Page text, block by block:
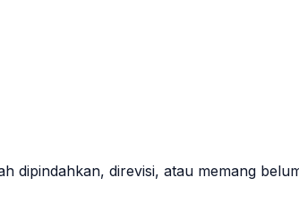
dipindahkan, direvisi, atau memang